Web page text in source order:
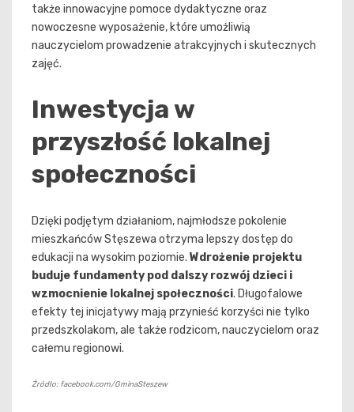
także innowacyjne pomoce dydaktyczne oraz
nowoczesne wyposażenie, które umożliwią
nauczycielom prowadzenie atrakcyjnych i skutecznych
zajęć.
Inwestycja w
przyszłość lokalnej
społeczności
Dzięki podjętym działaniom, najmłodsze pokolenie
mieszkańców Stęszewa otrzyma lepszy dostęp do
edukacji na wysokim poziomie. Wdrożenie projektu
buduje fundamenty pod dalszy rozwój dzieci i
wzmocnienie lokalnej społeczności. Długofalowe
efekty tej inicjatywy mają przynieść korzyści nie tylko
przedszkolakom, ale także rodzicom, nauczycielom oraz
całemu regionowi.
Źródło: facebook.com/GminaSteszew